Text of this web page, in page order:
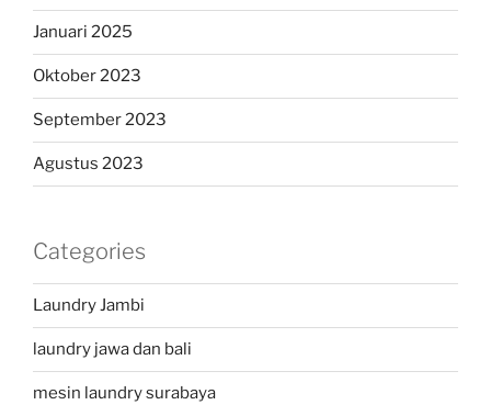
Januari 2025
Oktober 2023
September 2023
Agustus 2023
Categories
Laundry Jambi
laundry jawa dan bali
mesin laundry surabaya